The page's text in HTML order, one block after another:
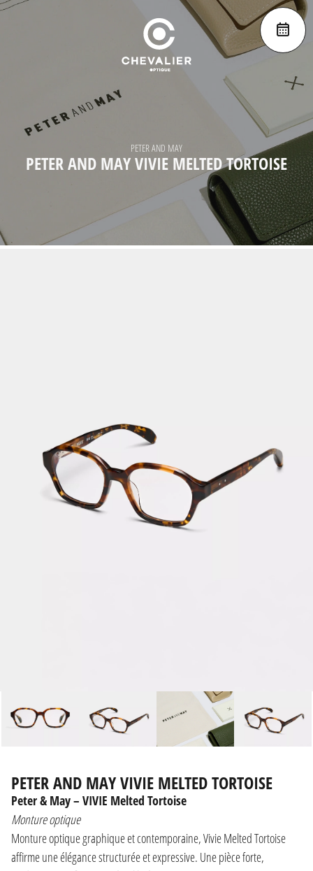
PETER AND MAY
PETER AND MAY VIVIE MELTED TORTOISE
PETER AND MAY VIVIE MELTED TORTOISE
Peter & May– VIVIE Melted Tortoise
Monture optique
Monture optique graphique et contemporaine, Vivie Melted Tortoise
affirme une élégance structurée et expressive. Une pièce forte,